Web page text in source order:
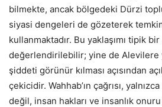
bilmekte, ancak bölgedeki Dürzi
siyasi dengeleri de gözeterek
kullanmaktadır. Bu yaklaşımı tipik
değerlendirilebilir; yine de Alevilere
şiddeti görünür kılması açısından
çekicidir. Wahhab’ın çağrısı,
değil, insan hakları ve insanlık